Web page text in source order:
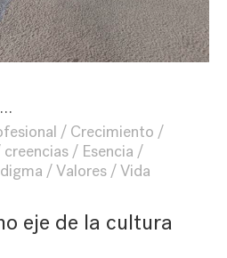
Crecimiento
creencias
Esencia
Valores Vida
eje de la cultura